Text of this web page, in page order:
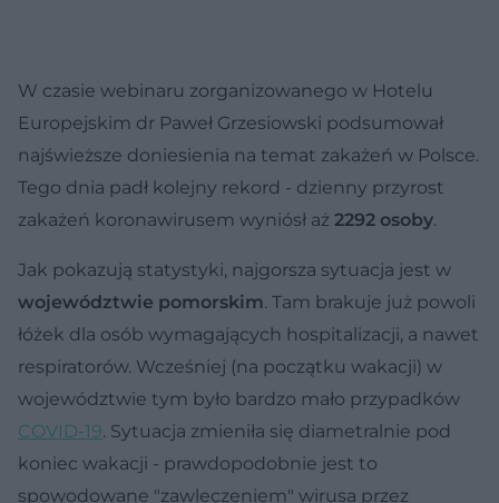
W czasie webinaru zorganizowanego w Hotelu
Europejskim dr Paweł Grzesiowski podsumował
najświeższe doniesienia na temat zakażeń w Polsce.
Tego dnia padł kolejny rekord - dzienny przyrost
zakażeń koronawirusem wyniósł aż 2292 osoby.
Jak pokazują statystyki, najgorsza sytuacja jest w
województwie pomorskim. Tam brakuje już powoli
łóżek dla osób wymagających hospitalizacji, a nawet
respiratorów. Wcześniej (na początku wakacji) w
województwie tym było bardzo mało przypadków
COVID-19. Sytuacja zmieniła się diametralnie pod
koniec wakacji - prawdopodobnie jest to
spowodowane "zawleczeniem" wirusa przez